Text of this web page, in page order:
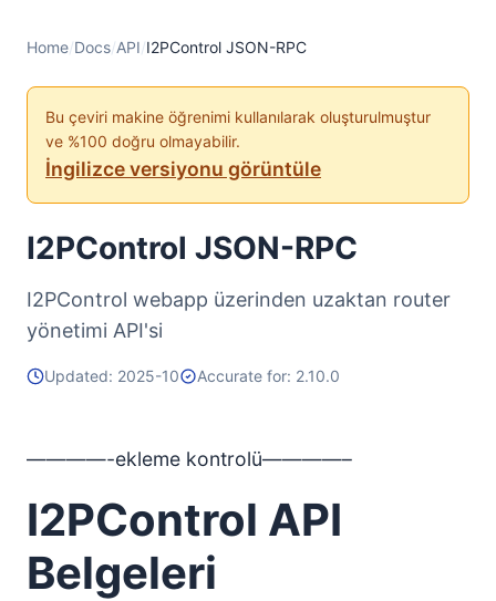
6. Kullanım ve En İyi Uygulamalar
Home/Docs/API/I2PControl JSON-RPC
Bu çeviri makine öğrenimi kullanılarak oluşturulmuştur
ve %100 doğru olmayabilir.
İngilizce versiyonu görüntüle
I2PControl JSON-RPC
I2PControl webapp üzerinden uzaktan router
yönetimi API'si
Updated: 2025-10 Accurate for: 2.10.0
————-ekleme kontrolü————–
I2PControl API
Belgeleri